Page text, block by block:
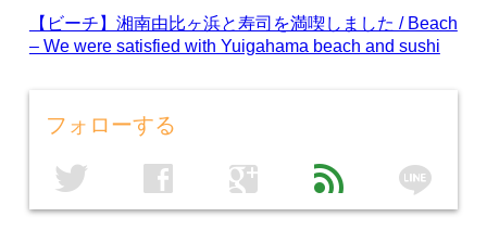
【ビーチ】湘南由比ヶ浜と寿司を満喫しました / Beach
– We were satisfied with Yuigahama beach and sushi
フォローする
twitter facebook google feed line